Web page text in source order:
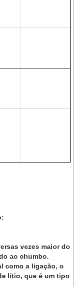
vezes maior do
ao chumbo.
como a ligação, o
lítio, que é um tipo